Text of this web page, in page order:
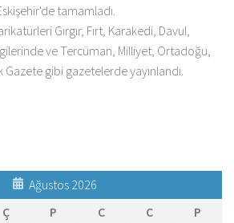
tamamladı.
Gırgır, Fırt, Karakedi, Davul,
ve Tercüman, Milliyet, Ortadoğu,
gibi gazetelerde yayınlandı.
Ağustos 2026
Ç P C C
P